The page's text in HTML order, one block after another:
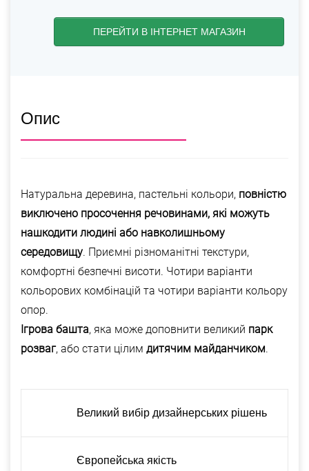
ПЕРЕЙТИ В ІНТЕРНЕТ МАГАЗИН
Опис
Натуральна деревина, пастельні кольори, повністю
виключено просочення речовинами, які можуть
нашкодити людині або навколишньому
середовищу. Приємні різноманітні текстури,
комфортні безпечні висоти. Чотири варіанти
кольорових комбінацій та чотири варіанти кольору
опор.
Ігрова башта, яка може доповнити великий парк
розваг, або стати цілим дитячим майданчиком.
Великий вибір дизайнерських рішень
Європейська якість